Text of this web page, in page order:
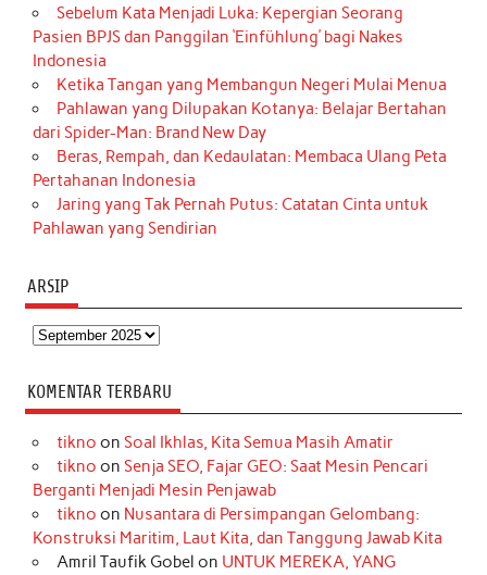
Sebelum Kata Menjadi Luka: Kepergian Seorang
Pasien BPJS dan Panggilan ‘Einfühlung’ bagi Nakes
Indonesia
Ketika Tangan yang Membangun Negeri Mulai Menua
Pahlawan yang Dilupakan Kotanya: Belajar Bertahan
dari Spider-Man: Brand New Day
Beras, Rempah, dan Kedaulatan: Membaca Ulang Peta
Pertahanan Indonesia
Jaring yang Tak Pernah Putus: Catatan Cinta untuk
Pahlawan yang Sendirian
ARSIP
Arsip
KOMENTAR TERBARU
tikno on Soal Ikhlas, Kita Semua Masih Amatir
tikno on Senja SEO, Fajar GEO: Saat Mesin Pencari
Berganti Menjadi Mesin Penjawab
tikno on Nusantara di Persimpangan Gelombang:
Konstruksi Maritim, Laut Kita, dan Tanggung Jawab Kita
Amril Taufik Gobel on UNTUK MEREKA, YANG